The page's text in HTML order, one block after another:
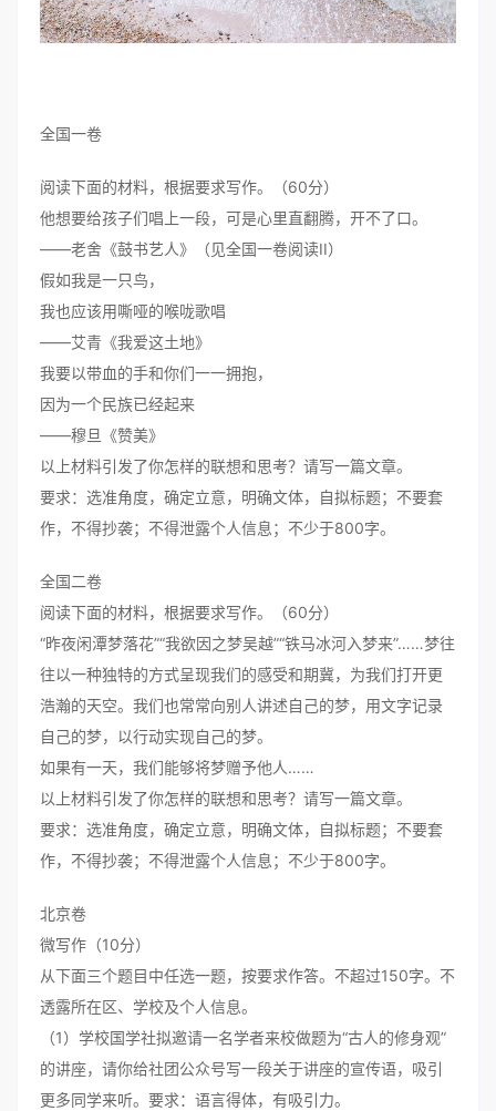
全国一卷
阅读下面的材料，根据要求写作。（60分）
他想要给孩子们唱上一段，可是心里直翻腾，开不了口。
——老舍《鼓书艺人》（见全国一卷阅读II）
假如我是一只鸟，
我也应该用嘶哑的喉咙歌唱
——艾青《我爱这土地》
我要以带血的手和你们一一拥抱，
因为一个民族已经起来
——穆旦《赞美》
以上材料引发了你怎样的联想和思考？请写一篇文章。
要求：选准角度，确定立意，明确文体，自拟标题；不要套
作，不得抄袭；不得泄露个人信息；不少于800字。
全国二卷
阅读下面的材料，根据要求写作。（60分）
“昨夜闲潭梦落花”“我欲因之梦吴越”“铁马冰河入梦来”……梦往
往以一种独特的方式呈现我们的感受和期冀，为我们打开更
浩瀚的天空。我们也常常向别人讲述自己的梦，用文字记录
自己的梦，以行动实现自己的梦。
如果有一天，我们能够将梦赠予他人……
以上材料引发了你怎样的联想和思考？请写一篇文章。
要求：选准角度，确定立意，明确文体，自拟标题；不要套
作，不得抄袭；不得泄露个人信息；不少于800字。
北京卷
微写作（10分）
从下面三个题目中任选一题，按要求作答。不超过150字。不
透露所在区、学校及个人信息。
（1）学校国学社拟邀请一名学者来校做题为“古人的修身观”
的讲座，请你给社团公众号写一段关于讲座的宣传语，吸引
更多同学来听。要求：语言得体，有吸引力。